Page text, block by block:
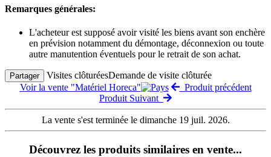
Remarques générales:
L'acheteur est supposé avoir visité les biens avant son enchère
en prévision notamment du démontage, déconnexion ou toute
autre manutention éventuels pour le retrait de son achat.
Partager Visites clôturéesDemande de visite clôturée
Voir la vente "Matériel Horeca"
Produit précédent
Produit Suivant
La vente s'est terminée le dimanche 19 juil. 2026.
Découvrez les produits similaires en vente...